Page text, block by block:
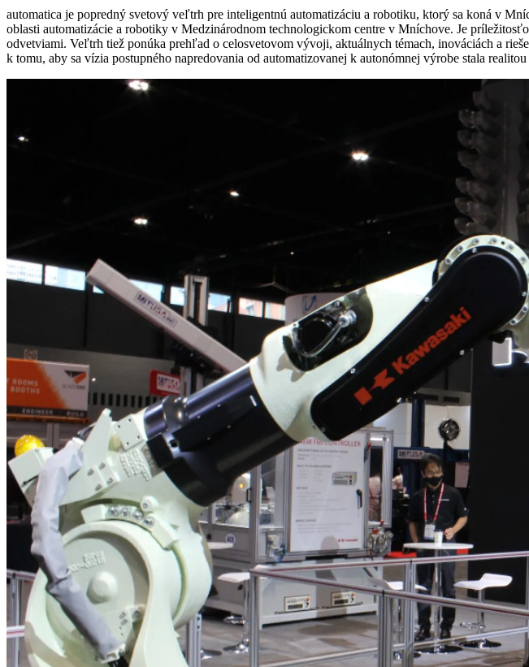
automatica je popredný svetový veľtrh pre inteligentnú automatizáciu a robotiku, ktorý sa koná v
oblasti automatizácie a robotiky v Medzinárodnom technologickom centre v Mníchove. Je
odvetviami. Veľtrh tiež ponúka prehľad o celosvetovom vývoji, aktuálnych témach, inováciách a
k tomu, aby sa vízia postupného napredovania od automatizovanej k autonómnej výrobe stala